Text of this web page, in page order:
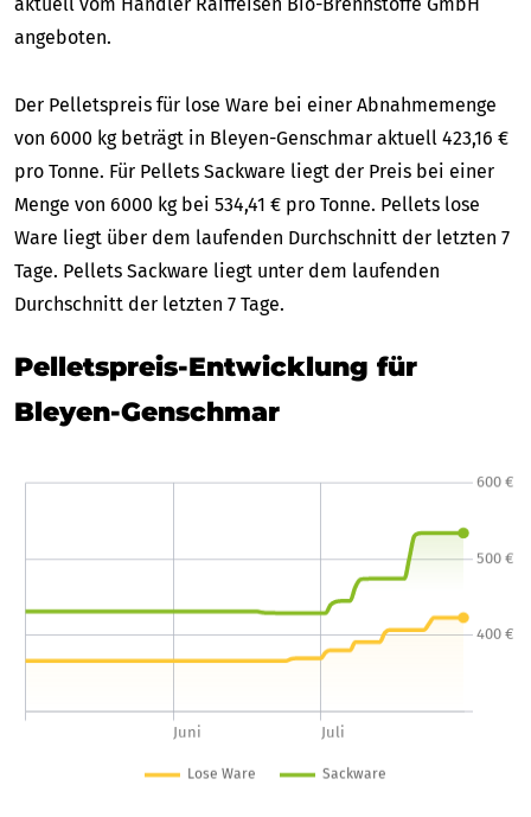
angeboten.
Der Pelletspreis für lose Ware bei einer Abnahmemenge
von 6000 kg beträgt in Bleyen-Genschmar aktuell 423,16 €
pro Tonne. Für Pellets Sackware liegt der Preis bei einer
Menge von 6000 kg bei 534,41 € pro Tonne. Pellets lose
Ware liegt über dem laufenden Durchschnitt der letzten 7
Tage. Pellets Sackware liegt unter dem laufenden
Durchschnitt der letzten 7 Tage.
Pelletspreis-Entwicklung für
Bleyen-Genschmar